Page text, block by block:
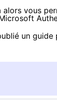
alors vous
un guide